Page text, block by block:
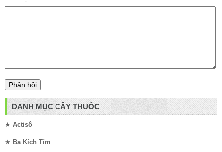
DANH MỤC CÂY THUỐC
★ Actisô
★ Ba Kích Tím